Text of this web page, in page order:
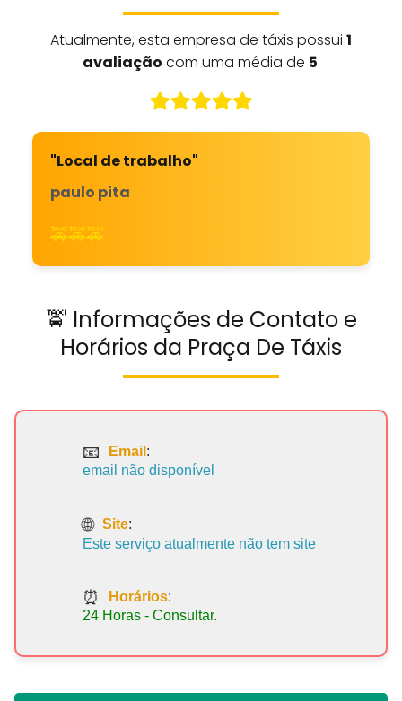
Atualmente, esta empresa de táxis possui 1
avaliação com uma média de 5.
"Local de trabalho"
paulo pita
🚕🚕🚕
🚖 Informações de Contato e
Horários da Praça De Táxis
Email :
email não disponível
Site:
Este serviço atualmente não tem site
Horários:
24 Horas - Consultar.